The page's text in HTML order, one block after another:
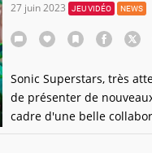
27 juin 2023 JEU VIDÉO NEWS
Sonic Superstars, très
de présenter de
cadre d'une belle